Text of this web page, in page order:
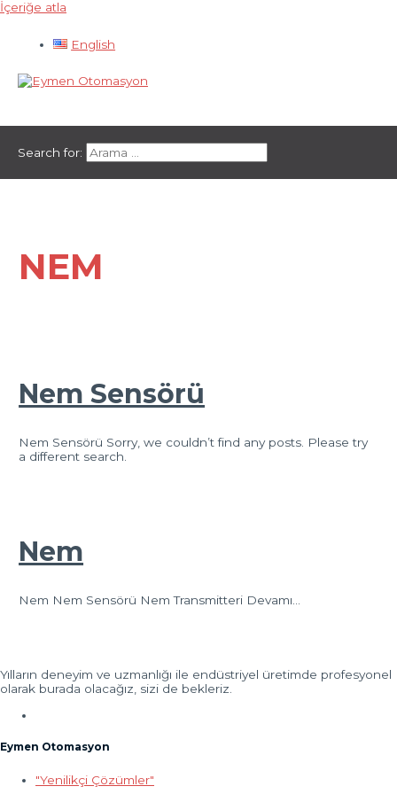
İçeriğe atla
English
Search for:
NEM
Nem Sensörü
Nem Sensörü Sorry, we couldn’t find any posts. Please try
a different search.
Nem
Nem Nem Sensörü Nem Transmitteri Devamı…
Yılların deneyim ve uzmanlığı ile endüstriyel üretimde profesyonel
olarak burada olacağız, sizi de bekleriz.
Eymen Otomasyon
"Yenilikçi Çözümler"